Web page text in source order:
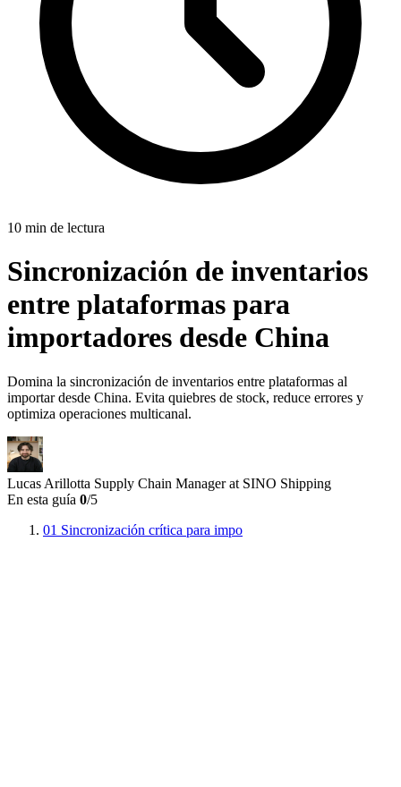
10 min de lectura
Sincronización de inventarios
entre plataformas para
importadores desde China
Domina la sincronización de inventarios entre plataformas al
importar desde China. Evita quiebres de stock, reduce errores y
optimiza operaciones multicanal.
Lucas Arillotta Supply Chain Manager at SINO Shipping
En esta guía 0/5
01 Sincronización crítica para impo